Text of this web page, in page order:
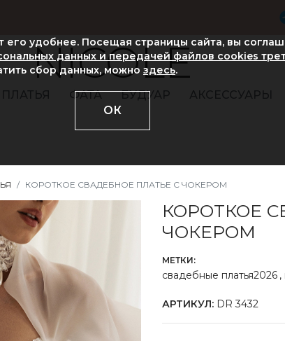
NICOLE
ФАТА БУДУАР АКСЕССУАРЫ
КОРОТКОЕ СВАДЕБНОЕ ПЛАТЬЕ С ЧОКЕРОМ
КОРОТКОЕ
ЧОКЕРОМ
МЕТКИ:
свадебные платья2026 ,
АРТИКУЛ: DR 3432
удобнее. Посещая страницы сайта, вы
данных и передачей файлов cookies
сбор данных, можно здесь.
ОК